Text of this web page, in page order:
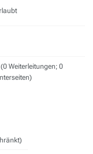
Weiterleitungen; 0